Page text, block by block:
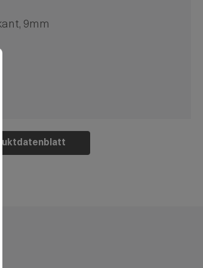
9mm
Informationen ...